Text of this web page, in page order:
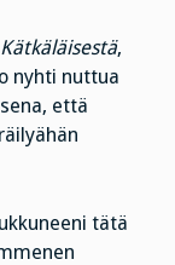
Kätkäläisestä,
nyhti nuttua
että
tätä